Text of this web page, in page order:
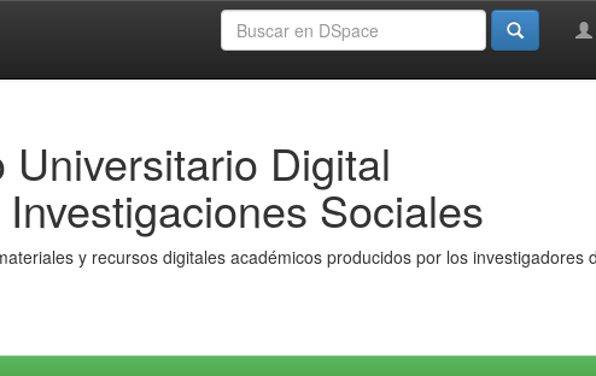
Universitario Digital
Sociales
y recursos digitales académicos producidos por los investigadores